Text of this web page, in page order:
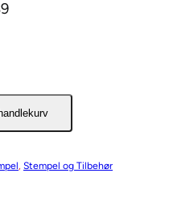
, Stempel og Tilbehør